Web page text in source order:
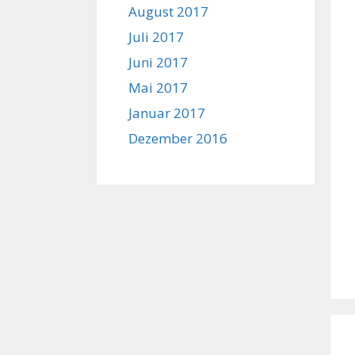
August 2017
Juli 2017
Juni 2017
Mai 2017
Januar 2017
Dezember 2016